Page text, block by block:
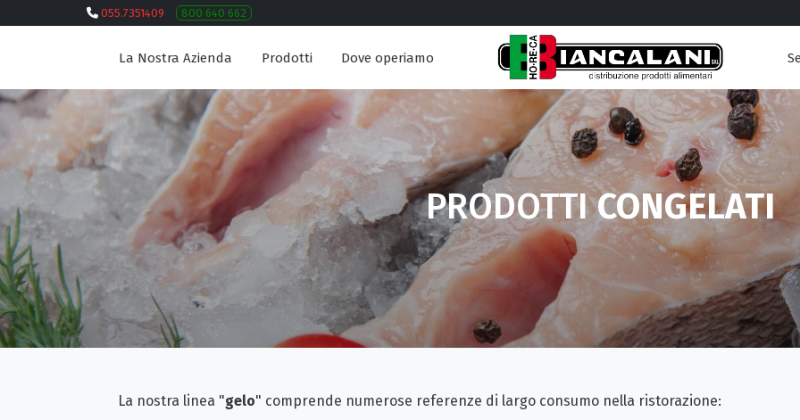
055.7351409 800 640 662
La Nostra Azienda Prodotti Dove operiamo
PRODOTTICONGELATI
La nostra linea "gelo" comprende numerose referenze di largo consumo nella ristorazione: